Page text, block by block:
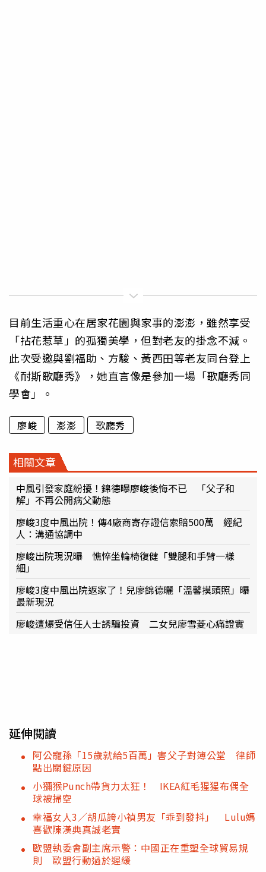
目前生活重心在居家花園與家事的澎澎，雖然享受
「拈花惹草」的孤獨美學，但對老友的掛念不減。
此次受邀與劉福助、方駿、黃西田等老友同台登上
《耐斯歌廳秀》，她直言像是參加一場「歌廳秀同
學會」。
廖峻 澎澎 歌廳秀
相關文章
中風引發家庭紛擾！錦德曝廖峻後悔不已 「父子和
解」不再公開病父動態
廖峻3度中風出院！傳4廠商寄存證信索賠500萬 經紀
人：溝通協調中
廖峻出院現況曝 憔悴坐輪椅復健「雙腿和手臂一樣
細」
廖峻3度中風出院返家了！兒廖錦德曬「溫馨摸頭照」曝
最新現況
廖峻遭爆受信任人士誘騙投資 二女兒廖雪菱心痛證實
延伸閱讀
阿公寵孫「15歲就給5百萬」害父子對簿公堂 律師
點出關鍵原因
小獼猴Punch帶貨力太狂！ IKEA紅毛猩猩布偶全
球被掃空
幸福女人3／胡瓜誇小禎男友「乖到發抖」 Lulu媽
喜歡陳漢典真誠老實
歐盟執委會副主席示警：中國正在重塑全球貿易規
則 歐盟行動過於遲緩